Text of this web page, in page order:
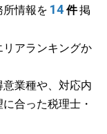
情報を 14 件掲
アランキングか
業種や、対応内
合った税理士・